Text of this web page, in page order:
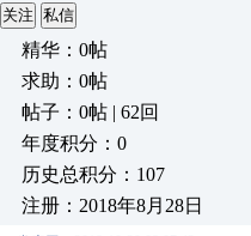
关注 私信
精华：0帖
求助：0帖
帖子：0帖 | 62回
年度积分：0
历史总积分：107
注册：2018年8月28日